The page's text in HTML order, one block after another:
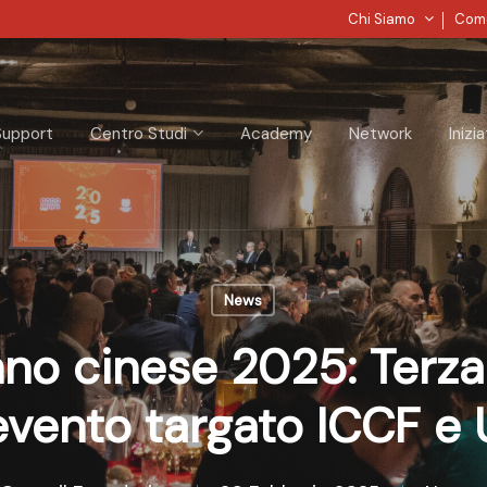
Chi Siamo
per chiuderla
Centro Studi Academy Network
News
cinese 2025:
targato ICCF e